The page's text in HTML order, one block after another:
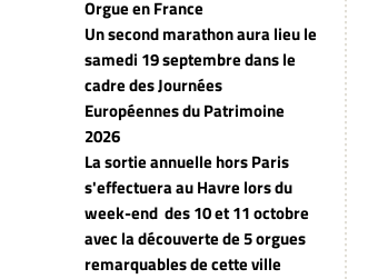
Orgue en France
Un second marathon aura lieu le
samedi 19 septembre dans le
cadre des Journées
Européennes du Patrimoine
2026
La sortie annuelle hors Paris
s'effectuera au Havre lors du
week-end des 10 et 11 octobre
avec la découverte de 5 orgues
remarquables de cette ville